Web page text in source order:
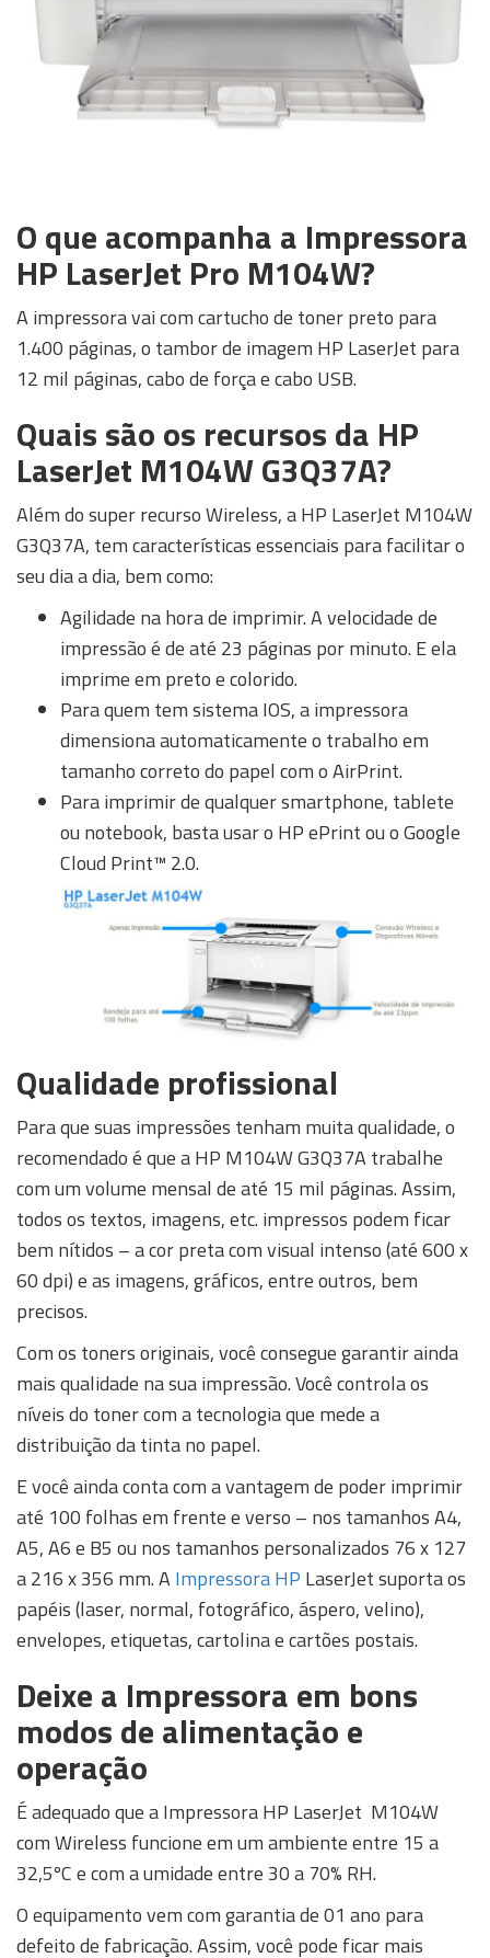
O que acompanha a Impressora
HP LaserJet Pro M104W?
A impressora vai com cartucho de toner preto para
1.400 páginas, o tambor de imagem HP LaserJet para
12 mil páginas, cabo de força e cabo USB.
Quais são os recursos da HP
LaserJet M104W G3Q37A?
Além do super recurso Wireless, a HP LaserJet M104W
G3Q37A, tem características essenciais para facilitar o
seu dia a dia, bem como:
Agilidade na hora de imprimir. A velocidade de
impressão é de até 23 páginas por minuto. E ela
imprime em preto e colorido.
Para quem tem sistema IOS, a impressora
dimensiona automaticamente o trabalho em
tamanho correto do papel com o AirPrint.
Para imprimir de qualquer smartphone, tablete
ou notebook, basta usar o HP ePrint ou o Google
Cloud Print™ 2.0.
Qualidade profissional
Para que suas impressões tenham muita qualidade, o
recomendado é que a HP M104W G3Q37A trabalhe
com um volume mensal de até 15 mil páginas. Assim,
todos os textos, imagens, etc. impressos podem ficar
bem nítidos – a cor preta com visual intenso (até 600 x
60 dpi) e as imagens, gráficos, entre outros, bem
precisos.
Com os toners originais, você consegue garantir ainda
mais qualidade na sua impressão. Você controla os
níveis do toner com a tecnologia que mede a
distribuição da tinta no papel.
E você ainda conta com a vantagem de poder imprimir
até 100 folhas em frente e verso – nos tamanhos A4,
A5, A6 e B5 ou nos tamanhos personalizados 76 x 127
a 216 x 356 mm. AImpressora HP LaserJet suporta os
papéis (laser, normal, fotográfico, áspero, velino),
envelopes, etiquetas, cartolina e cartões postais.
Deixe a Impressora em bons
modos de alimentação e
operação
É adequado que a Impressora HP LaserJet M104W
com Wireless funcione em um ambiente entre 15 a
32,5ºC e com a umidade entre 30 a 70% RH.
O equipamento vem com garantia de 01 ano para
defeito de fabricação. Assim, você pode ficar mais